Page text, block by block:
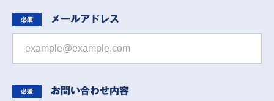
必須 メールアドレス
必須 お問い合わせ内容